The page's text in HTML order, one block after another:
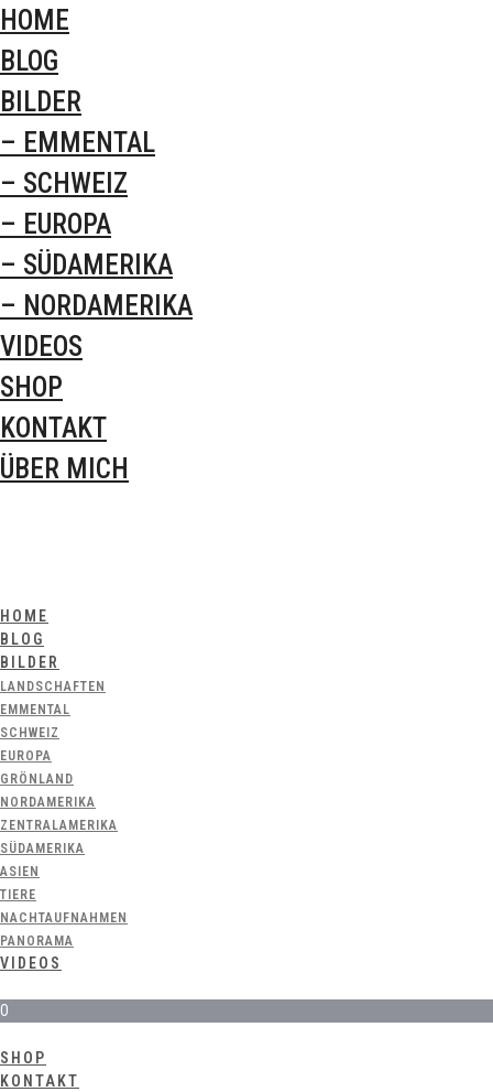
HOME
BLOG
BILDER
– EMMENTAL
– SCHWEIZ
– EUROPA
– SÜDAMERIKA
– NORDAMERIKA
VIDEOS
SHOP
KONTAKT
ÜBER MICH
HOME
BLOG
BILDER
LANDSCHAFTEN
EMMENTAL
SCHWEIZ
EUROPA
GRÖNLAND
NORDAMERIKA
ZENTRALAMERIKA
SÜDAMERIKA
ASIEN
TIERE
NACHTAUFNAHMEN
PANORAMA
VIDEOS
0
SHOP
KONTAKT